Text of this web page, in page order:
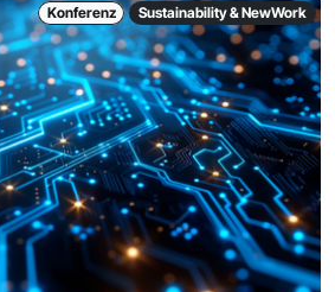
Konferenz Sustainability & NewWork